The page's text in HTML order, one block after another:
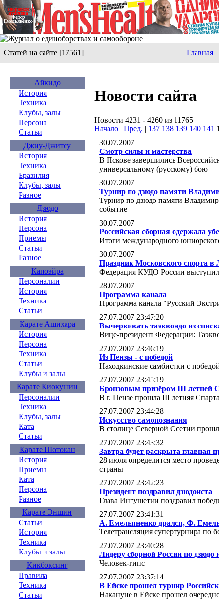
Статей на сайте [17561] Главная
Айкидо
История
Техника
Клубы, залы
Персона
Статьи
Джиу-Джитсу
История
Техника
Бразилия
Клубы, залы
Разное
Дзюдо
История
Персона
Приемы
Статьи
Разное
Капоэйра
Персоналии
История
Техника
Статьи
Карате Ашихара
История
Персона
Техника
Статьи
Клубы и залы
Карате Киокушин
Персоналии
Техника
Клубы, залы
Ката
Статьи
Карате Шотокан
История
Приемы
Ката
Персона
Разное
Карате Эншин
Статьи
История
Техника
Клубы и залы
Кикбоксинг
Правила
Техника
Статьи
Новости сайта
Новости 4231 - 4260 из 11765
Начало | Пред. | 137 138 139 140 141
30.07.2007
Смотр силы и мастерства
В Пскове завершились
универсальному (русскому) бою
30.07.2007
Турнир по дзюдо памяти
Турнир по дзюдо памяти
событие
30.07.2007
Российская сборная одержала
Итоги международного
30.07.2007
Праздник Московского спорта в
Федерация КУДО России
28.07.2007
Программа канала
Программа канала "Русский
27.07.2007 23:47:20
Вычеркивать таэквондо из
Вице-президент Федерации:
27.07.2007 23:46:19
Из Пензы - с победой
Находкинские самбистки с
27.07.2007 23:45:19
Бронзовым призёром III летней
В г. Пензе прошла III летняя
27.07.2007 23:44:28
Искусство самопознания
В столице Северной Осетии
27.07.2007 23:43:32
Завтра будет раскрыта главная
28 июля определится место
страны
27.07.2007 23:42:23
Президент поздравил дзюдоиста
Глава Ингушетии поздравил
27.07.2007 23:41:31
А. Емельяненко дрался, Ф.
Телетрансляция супертурнира
27.07.2007 23:40:28
Лидеру сборной России по дзюдо
Человек-гипс
27.07.2007 23:37:14
В Ейске прошел турнир
Накануне в Ейске прошел